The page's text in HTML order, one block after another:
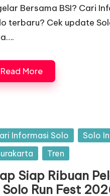
Bersama BSI? Cari
terbaru? Cek update
Read More
Informasi Solo Solo
Tren
Siap Ribuan
Run Fest